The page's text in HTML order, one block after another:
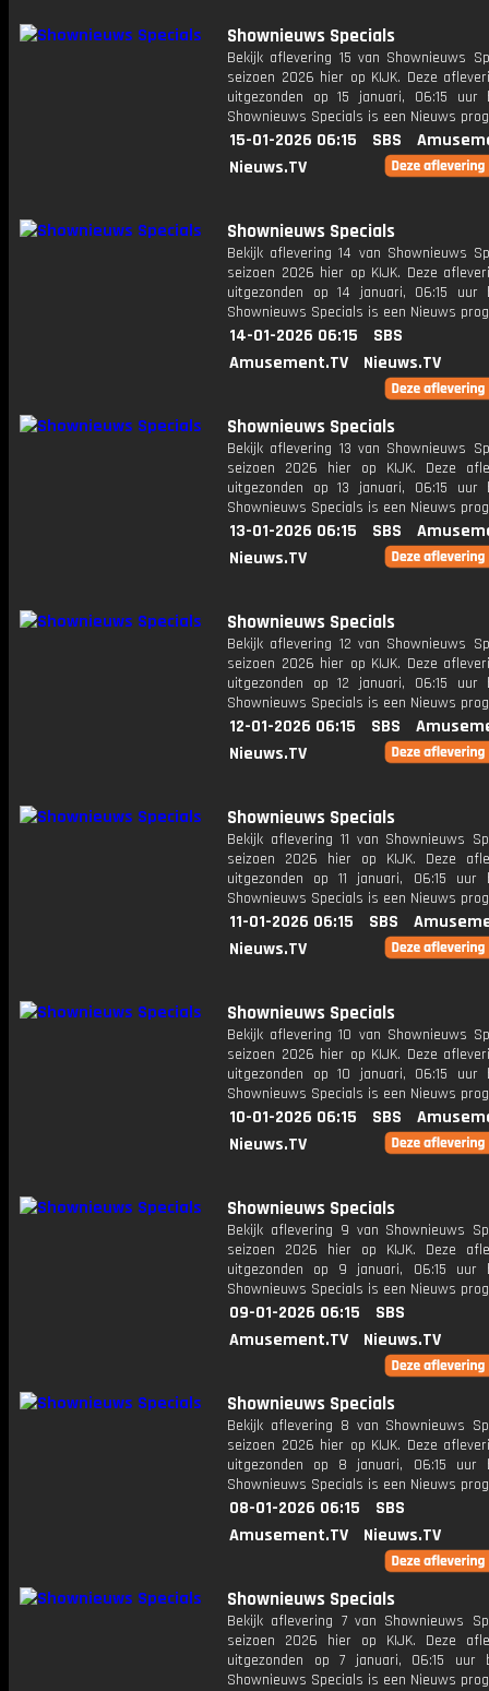
Shownieuws Specials
Bekijk aflevering 15 van Shownieuws
seizoen 2026 hier op KIJK. Deze
uitgezonden op 15 januari, 06:15 uur
Shownieuws Specials is een Nieuws
15-01-2026 06:15 SBS
Nieuws.TV
Shownieuws Specials
Bekijk aflevering 14 van Shownieuws
seizoen 2026 hier op KIJK. Deze
uitgezonden op 14 januari, 06:15 uur
Shownieuws Specials is een Nieuws
14-01-2026 06:15
SBS
Amusement.TV
Nieuws.TV
Shownieuws Specials
Bekijk aflevering 13 van Shownieuws
seizoen 2026 hier op KIJK. Deze
uitgezonden op 13 januari, 06:15 uur
Shownieuws Specials is een Nieuws
13-01-2026 06:15 SBS
Nieuws.TV
Shownieuws Specials
Bekijk aflevering 12 van Shownieuws
seizoen 2026 hier op KIJK. Deze
uitgezonden op 12 januari, 06:15 uur
Shownieuws Specials is een Nieuws
12-01-2026 06:15 SBS
Nieuws.TV
Shownieuws Specials
Bekijk aflevering 11 van Shownieuws
seizoen 2026 hier op KIJK. Deze
uitgezonden op 11 januari, 06:15 uur
Shownieuws Specials is een Nieuws
11-01-2026 06:15 SBS
Nieuws.TV
Shownieuws Specials
Bekijk aflevering 10 van Shownieuws
seizoen 2026 hier op KIJK. Deze
uitgezonden op 10 januari, 06:15 uur
Shownieuws Specials is een Nieuws
10-01-2026 06:15 SBS
Nieuws.TV
Shownieuws Specials
Bekijk aflevering 9 van Shownieuws
seizoen 2026 hier op KIJK. Deze
uitgezonden op 9 januari, 06:15 uur
Shownieuws Specials is een Nieuws
09-01-2026 06:15
SBS
Amusement.TV
Nieuws.TV
Shownieuws Specials
Bekijk aflevering 8 van Shownieuws
seizoen 2026 hier op KIJK. Deze
uitgezonden op 8 januari, 06:15 uur
Shownieuws Specials is een Nieuws
08-01-2026 06:15
SBS
Amusement.TV
Nieuws.TV
Shownieuws Specials
Bekijk aflevering 7 van Shownieuws
seizoen 2026 hier op KIJK. Deze
uitgezonden op 7 januari, 06:15 uur
Shownieuws Specials is een Nieuws